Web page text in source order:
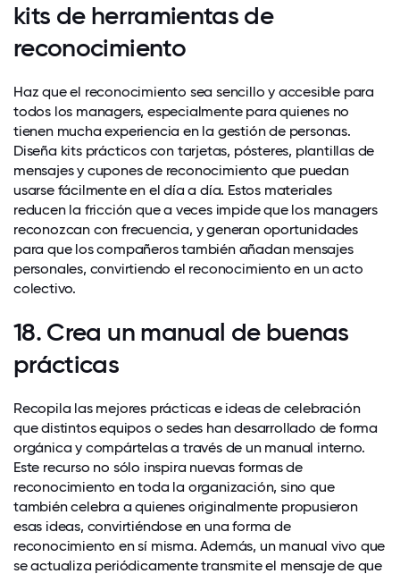
kits de herramientas de
reconocimiento
Haz que el reconocimiento sea sencillo y accesible para
todos los managers, especialmente para quienes no
tienen mucha experiencia en la gestión de personas.
Diseña kits prácticos con tarjetas, pósteres, plantillas de
mensajes y cupones de reconocimiento que puedan
usarse fácilmente en el día a día. Estos materiales
reducen la fricción que a veces impide que los managers
reconozcan con frecuencia, y generan oportunidades
para que los compañeros también añadan mensajes
personales, convirtiendo el reconocimiento en un acto
colectivo.
18. Crea un manual de buenas
prácticas
Recopila las mejores prácticas e ideas de celebración
que distintos equipos o sedes han desarrollado de forma
orgánica y compártelas a través de un manual interno.
Este recurso no sólo inspira nuevas formas de
reconocimiento en toda la organización, sino que
también celebra a quienes originalmente propusieron
esas ideas, convirtiéndose en una forma de
reconocimiento en sí misma. Además, un manual vivo que
se actualiza periódicamente transmite el mensaje de que